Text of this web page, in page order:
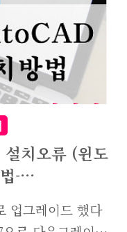
부 확인의 건 일
지 않나요? 법무
보낸것처럼 보
- 한글과컴퓨터
라고 되어있습니
컴에서 보낸것도
에서 보내지 않
설치오류 (윈도
-
업그레이드 했다